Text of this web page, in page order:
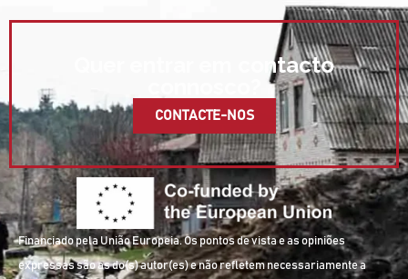
Quer entrar em contacto
CONTACTE-NOS
Financiado pela União Europeia. Os pontos de vista e as opiniões
expressas são as do(s) autor(es) e não refletem necessariamente a